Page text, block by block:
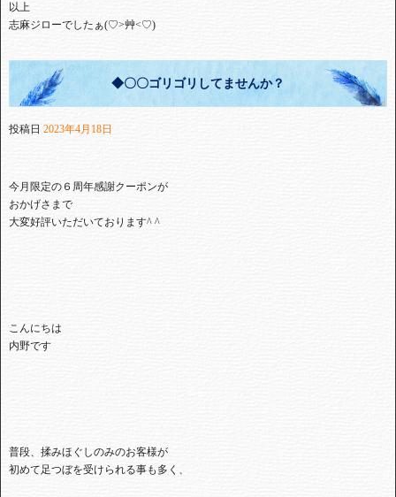
⁡⁡以上⁡⁡
⁡志麻ジローでしたぁ(♡>艸<♡)
◆〇〇ゴリゴリしてませんか？
投稿日 2023年4月18日
今月限定の６周年感謝クーポンが
おかげさまで
大変好評いただいております^ ^
こんにちは
内野です
普段、揉みほぐしのみのお客様が
初めて足つぼを受けられる事も多く、